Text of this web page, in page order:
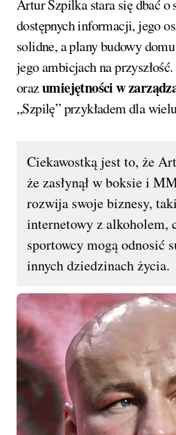
Artur Szpilka stara się dbać o
dostępnych informacji, jego
solidne, a plany budowy
jego ambicjach na
orazumiejętności w
„Szpilę” przykładem dla
Ciekawostką jest to, że
że zasłynął w boksie i
rozwija swoje biznesy,
internetowy z alkoholem,
sportowcy mogą odnosić
innych dziedzinach życia.